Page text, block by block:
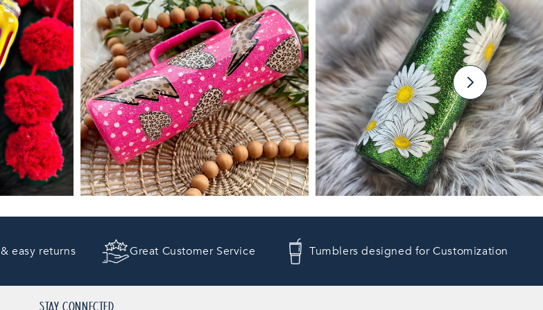
easy returns Great Customer Service Tumblers designed for Customization
STAY CONNECTED